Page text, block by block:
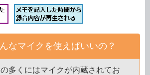
なマイクを使えばいいの？
多くにはマイクが内蔵されてお